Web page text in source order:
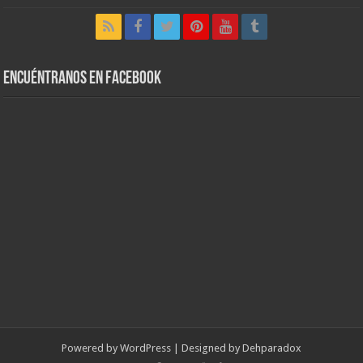
Encuéntranos en Facebook
Powered by WordPress | Designed by Dehparadox